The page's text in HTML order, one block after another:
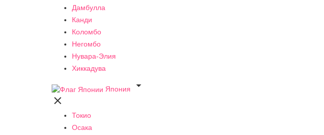
Дамбулла
Канди
Коломбо
Негомбо
Нувара-Элия
Хиккадува
Япония


Токио
Осака